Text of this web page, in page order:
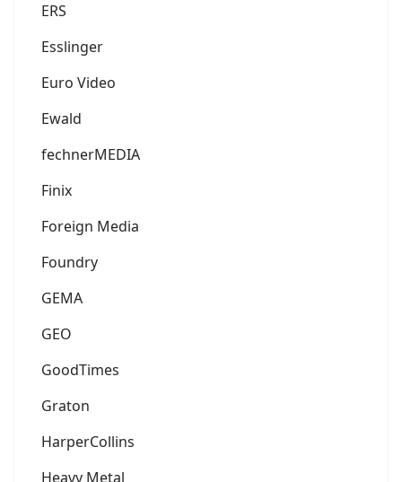
ERS
Esslinger
Euro Video
Ewald
fechnerMEDIA
Finix
Foreign Media
Foundry
GEMA
GEO
GoodTimes
Graton
HarperCollins
Heavy Metal